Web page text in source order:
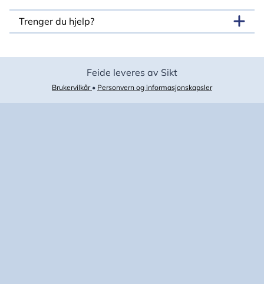
Trenger du hjelp?
Feide leveres av Sikt
Brukervilkår • Personvern og informasjonskapsler